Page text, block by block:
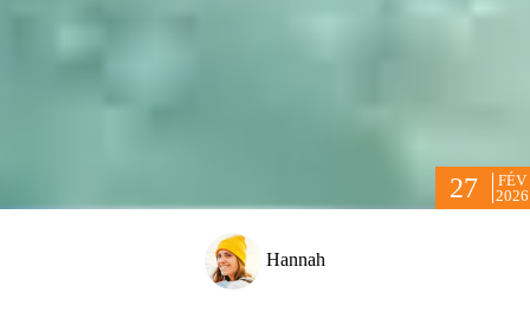
27
FÉV
2026
Hannah